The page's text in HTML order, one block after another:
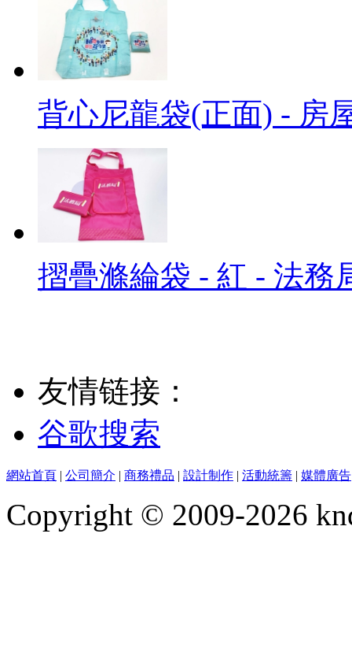
背心尼龍袋(正面) - 房
摺疊滌綸袋 - 紅 - 法務
友情链接：
谷歌搜索
網站首頁 | 公司簡介 | 商務禮品 | 設計制作 | 活動統籌 | 媒體廣告
Copyright © 2009-2026